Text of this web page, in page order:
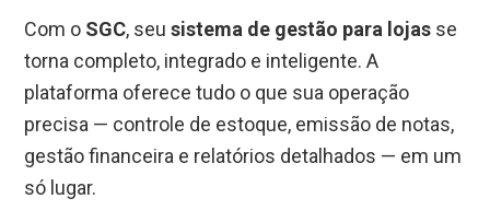
Com o SGC, seusistema de gestão para lojas se
torna completo, integrado e inteligente. A
plataforma oferece tudo o que sua operação
precisa — controle de estoque, emissão de notas,
gestão financeira e relatórios detalhados — em um
só lugar.